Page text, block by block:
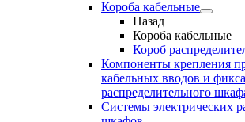
Короба кабельные
Назад
Короба кабельные
Короб
Компоненты крепления
кабельных вводов и
распределительного
Системы электрических